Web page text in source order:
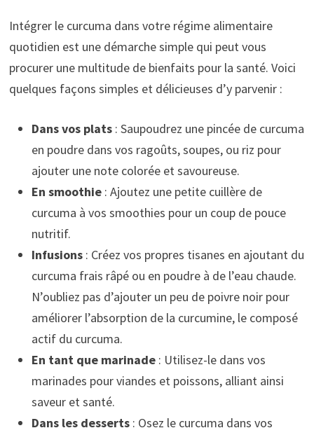
Intégrer le curcuma dans votre régime alimentaire
quotidien est une démarche simple qui peut vous
procurer une multitude de bienfaits pour la santé. Voici
quelques façons simples et délicieuses d’y parvenir :
Dans vos plats : Saupoudrez une pincée de curcuma
en poudre dans vos ragoûts, soupes, ou riz pour
ajouter une note colorée et savoureuse.
En smoothie : Ajoutez une petite cuillère de
curcuma à vos smoothies pour un coup de pouce
nutritif.
Infusions : Créez vos propres tisanes en ajoutant du
curcuma frais râpé ou en poudre à de l’eau chaude.
N’oubliez pas d’ajouter un peu de poivre noir pour
améliorer l’absorption de la curcumine, le composé
actif du curcuma.
En tant que marinade : Utilisez-le dans vos
marinades pour viandes et poissons, alliant ainsi
saveur et santé.
Dans les desserts : Osez le curcuma dans vos